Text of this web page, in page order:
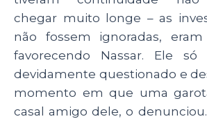
chegar muito longe – as
não fossem ignoradas, eram
favorecendo Nassar. Ele
devidamente questionado e
momento em que uma
casal amigo dele, o